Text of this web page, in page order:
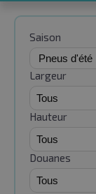
Saison
Largeur
Hauteur
Douanes